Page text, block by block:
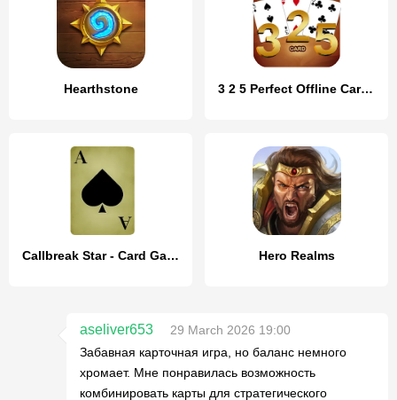
Hearthstone 3 2 5 Perfect Offline CardGame
Callbreak Star - Card Game Hero Realms
aseliver653
29 March 2026 19:00
Забавная карточная игра, но баланс немного
хромает. Мне понравилась возможность
комбинировать карты для стратегического